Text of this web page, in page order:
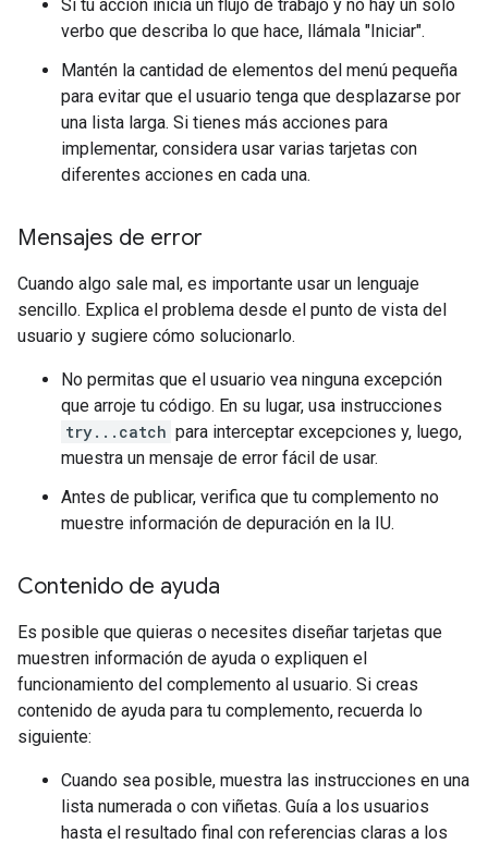
Si tu acción inicia un flujo de trabajo y no hay un solo
verbo que describa lo que hace, llámala "Iniciar".
Mantén la cantidad de elementos del menú pequeña
para evitar que el usuario tenga que desplazarse por
una lista larga. Si tienes más acciones para
implementar, considera usar varias tarjetas con
diferentes acciones en cada una.
Mensajes de error
Cuando algo sale mal, es importante usar un lenguaje
sencillo. Explica el problema desde el punto de vista del
usuario y sugiere cómo solucionarlo.
No permitas que el usuario vea ninguna excepción
que arroje tu código. En su lugar, usa instrucciones
try...catch para interceptar excepciones y, luego,
muestra un mensaje de error fácil de usar.
Antes de publicar, verifica que tu complemento no
muestre información de depuración en la IU.
Contenido de ayuda
Es posible que quieras o necesites diseñar tarjetas que
muestren información de ayuda o expliquen el
funcionamiento del complemento al usuario. Si creas
contenido de ayuda para tu complemento, recuerda lo
siguiente:
Cuando sea posible, muestra las instrucciones en una
lista numerada o con viñetas. Guía a los usuarios
hasta el resultado final con referencias claras a los